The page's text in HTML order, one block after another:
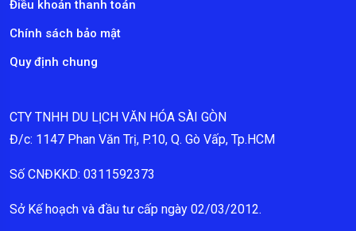
Điều khoản thanh toán
Chính sách bảo mật
Quy định chung
CTY TNHH DU LỊCH VĂN HÓA SÀI GÒN
Đ/c: 1147 Phan Văn Trị, P.10, Q. Gò Vấp, Tp.HCM
Số CNĐKKD: 0311592373
Sở Kế hoạch và đầu tư cấp ngày 02/03/2012.